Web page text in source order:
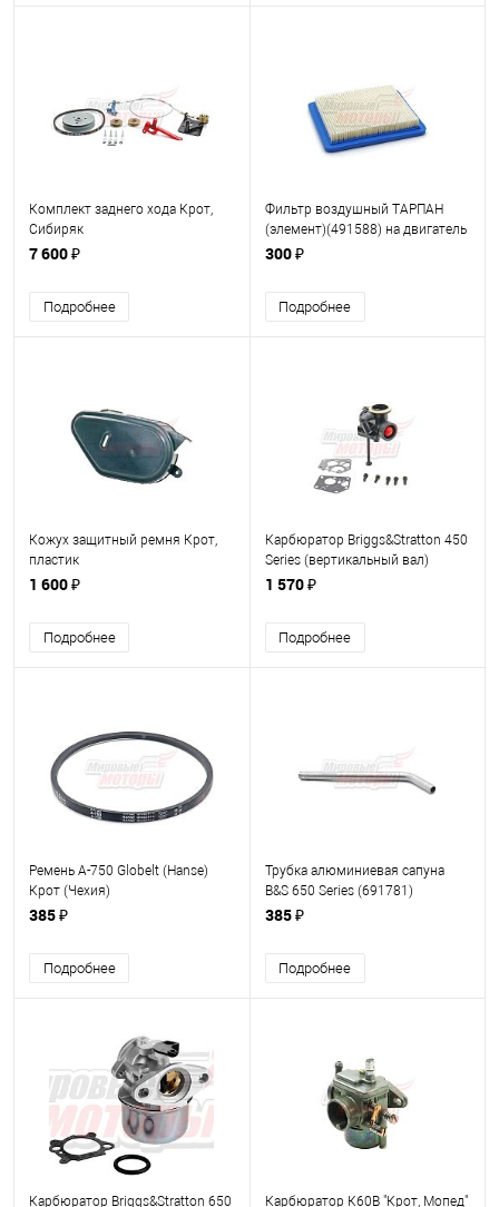
Комплект заднего хода Крот,
Сибиряк
7 600 ₽
Подробнее
Фильтр воздушный ТАРПАН
(элемент)(491588) на двигатель
B&S (132*114*23)
300 ₽
Подробнее
Кожух защитный ремня Крот,
пластик
1 600 ₽
Подробнее
Карбюратор Briggs&Stratton 450
Series (вертикальный вал)
(794161)
1 570 ₽
Подробнее
Ремень A-750 Globelt (Hanse)
Крот (Чехия)
385 ₽
Подробнее
Трубка алюминиевая сапуна
B&S 650 Series (691781)
385 ₽
Подробнее
Карбюратор Briggs&Stratton 650 Карбюратор К60В "Крот, Мопед"